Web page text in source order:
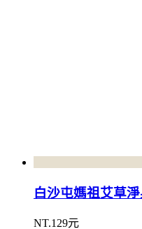
白沙屯媽祖艾草
NT.129元